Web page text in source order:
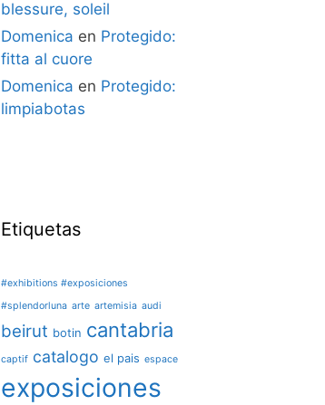
blessure, soleil
Domenica en Protegido:
fitta al cuore
Domenica en Protegido:
limpiabotas
Etiquetas
#exhibitions #exposiciones
#splendorluna arte artemisia audi
beirut botin cantabria
captif catalogo el pais espace
exposiciones